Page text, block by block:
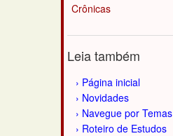
Crônicas
Leia também
Página inicial
Novidades
Navegue por Temas
Roteiro de Estudos